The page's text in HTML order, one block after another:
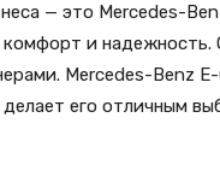
— это Mercedes-
и надежность.
Mercedes-Benz
его отличным